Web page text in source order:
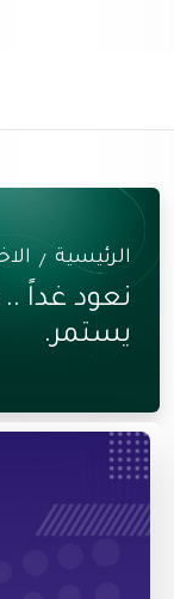
الرئيسية /
نعود غداً ..
يستمر.